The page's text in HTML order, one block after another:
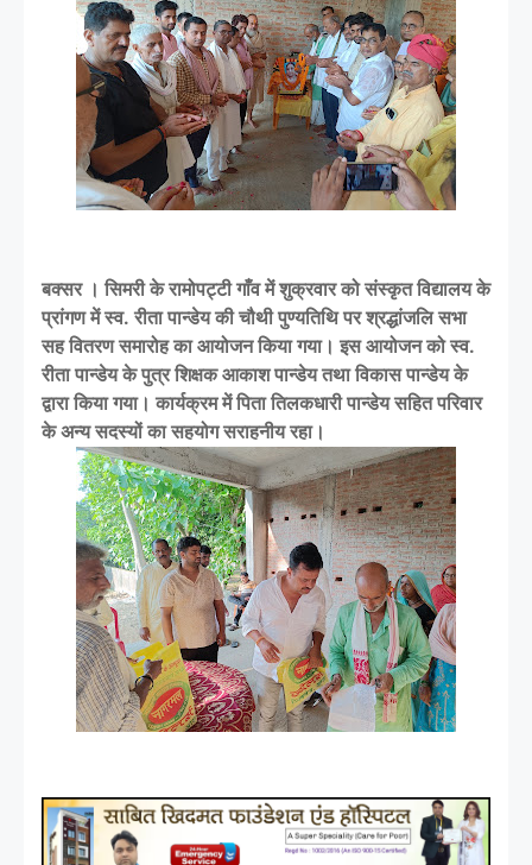
बक्सर । सिमरी के रामोपट्टी गाँव में शुक्रवार को संस्कृत विद्यालय के
प्रांगण में स्व. रीता पान्डेय की चौथी पुण्यतिथि पर श्रद्धांजलि सभा
सह वितरण समारोह का आयोजन किया गया। इस आयोजन को स्व.
रीता पान्डेय के पुत्र शिक्षक आकाश पान्डेय तथा विकास पान्डेय के
द्वारा किया गया। कार्यक्रम में पिता तिलकधारी पान्डेय सहित परिवार
के अन्य सदस्यों का सहयोग सराहनीय रहा।